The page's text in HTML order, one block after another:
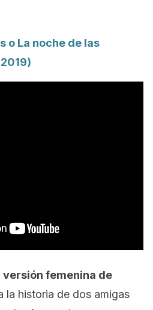
o La noche de las
femenina de
la historia de dos amigas